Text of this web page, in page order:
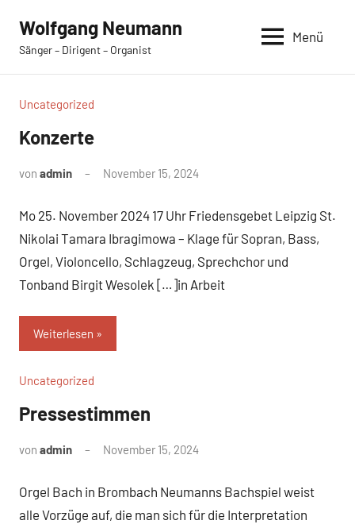
Inhalt
springen
Wolfgang Neumann
Sänger – Dirigent – Organist
Menü
Uncategorized
Konzerte
von admin November 15, 2024
Mo 25. November 2024 17 Uhr Friedensgebet Leipzig St.
Nikolai Tamara Ibragimowa – Klage für Sopran, Bass,
Orgel, Violoncello, Schlagzeug, Sprechchor und
Tonband Birgit Wesolek […]in Arbeit
Weiterlesen
Uncategorized
Pressestimmen
von admin November 15, 2024
Orgel Bach in Brombach Neumanns Bachspiel weist
alle Vorzüge auf, die man sich für die Interpretation